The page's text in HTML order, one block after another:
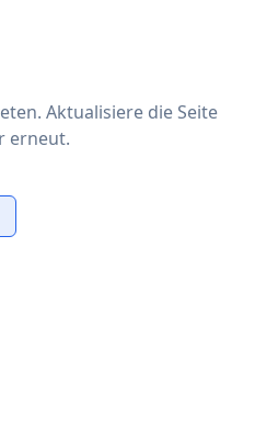
Aktualisiere die Seite
erneut.